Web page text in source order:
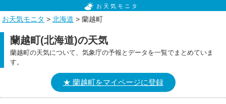
お天気モニタ
お天気モニタ > 北海道 > 蘭越町
蘭越町(北海道)の天気
蘭越町の天気について、気象庁の予報とデータを一覧でまとめていま
す。
★ 蘭越町をマイページに登録